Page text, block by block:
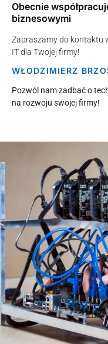
Obecnie
biznesowymi
Zapraszamy do kontaktu
IT dla Twojej firmy!
WŁODZIMIERZ
Pozwól nam zadbać o
na rozwoju swojej firmy!